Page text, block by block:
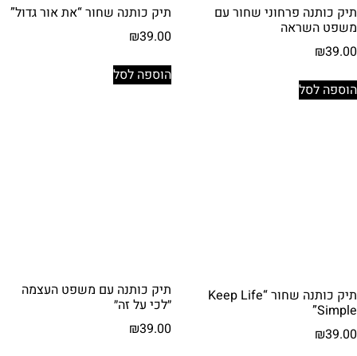
תיק כותנה פרחוני שחור עם
משפט השראה
₪39.00
הוספה לסל
תיק כותנה שחור “את אור גדול”
₪39.00
הוספה לסל
תיק כותנה שחור “Keep Life
Simple”
₪39.00
תיק כותנה עם משפט העצמה
״לכי על זה״
₪39.00